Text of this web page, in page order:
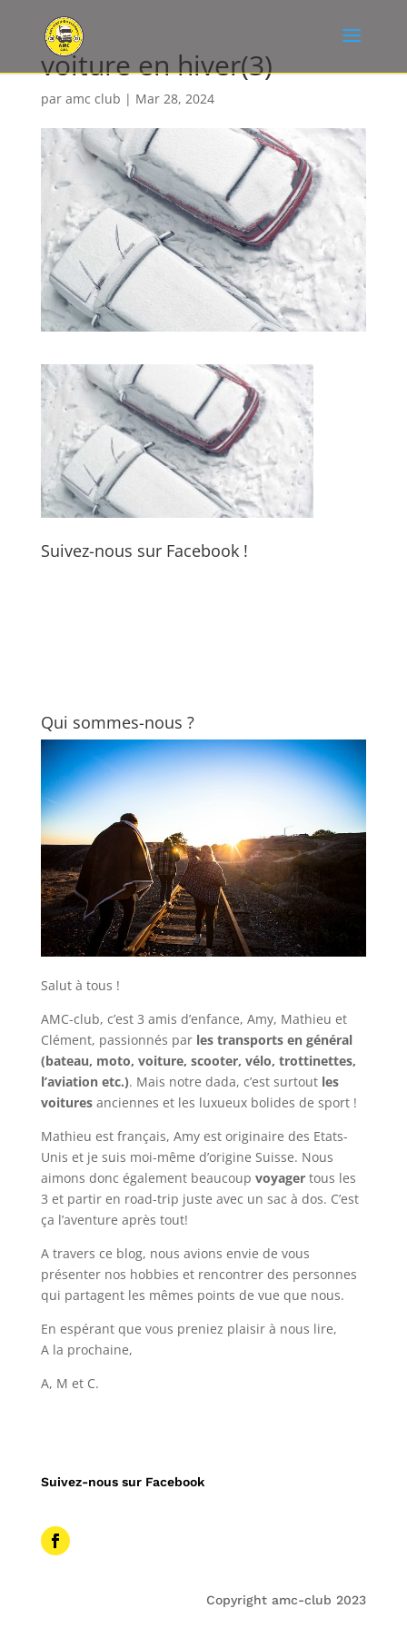
voiture en hiver(3)
par amc club | Mar 28, 2024
Suivez-nous sur Facebook !
Qui sommes-nous ?
Salut à tous !
AMC-club, c’est 3 amis d’enfance, Amy, Mathieu et
Clément, passionnés par les transports en général
(bateau, moto, voiture, scooter, vélo, trottinettes,
l’aviation etc.). Mais notre dada, c’est surtout les
voituresanciennes et les luxueux bolides de sport !
Mathieu est français, Amy est originaire des Etats-
Unis et je suis moi-même d’origine Suisse. Nous
aimons donc également beaucoup voyagertous les
3 et partir en road-trip juste avec un sac à dos. C’est
ça l’aventure après tout!
A travers ce blog, nous avions envie de vous
présenter nos hobbies et rencontrer des personnes
qui partagent les mêmes points de vue que nous.
En espérant que vous preniez plaisir à nous lire,
A la prochaine,
A, M et C.
Suivez-nous sur Facebook
Copyright amc-club 2023